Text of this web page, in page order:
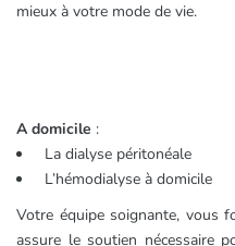
mieux à votre mode de vie.
A domicile :
La dialyse péritonéale
L’hémodialyse à domicile
Votre équipe soignante, vous
assure le soutien nécessaire